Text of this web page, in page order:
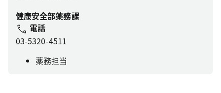
健康安全部薬務課
電話
03-5320-4511
薬務担当